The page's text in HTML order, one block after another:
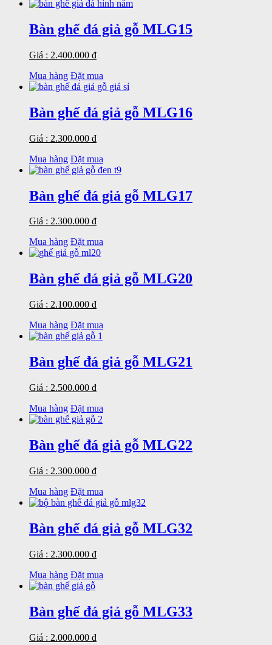
Bàn ghế đá giả gỗ MLG15
Giá : 2.400.000 đ
Mua hàng Đặt mua
Bàn ghế đá giả gỗ MLG16
Giá : 2.300.000 đ
Mua hàng Đặt mua
Bàn ghế đá giả gỗ MLG17
Giá : 2.300.000 đ
Mua hàng Đặt mua
Bàn ghế đá giả gỗ MLG20
Giá : 2.100.000 đ
Mua hàng Đặt mua
Bàn ghế đá giả gỗ MLG21
Giá : 2.500.000 đ
Mua hàng Đặt mua
Bàn ghế đá giả gỗ MLG22
Giá : 2.300.000 đ
Mua hàng Đặt mua
Bàn ghế đá giả gỗ MLG32
Giá : 2.300.000 đ
Mua hàng Đặt mua
Bàn ghế đá giả gỗ MLG33
Giá : 2.000.000 đ